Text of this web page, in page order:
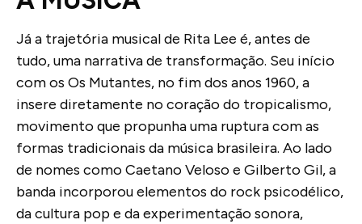
Já a trajetória musical de Rita Lee é, antes de
tudo, uma narrativa de transformação. Seu início
com os Os Mutantes, no fim dos anos 1960, a
insere diretamente no coração do tropicalismo,
movimento que propunha uma ruptura com as
formas tradicionais da música brasileira. Ao lado
de nomes como Caetano Veloso e Gilberto Gil, a
banda incorporou elementos do rock psicodélico,
da cultura pop e da experimentação sonora,